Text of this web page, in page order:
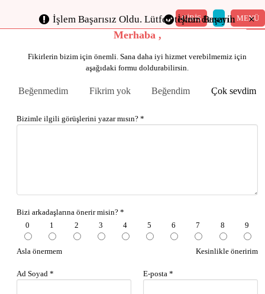
MENÜ
GİRİŞ ×
Merhaba ,
Fikirlerin bizim için önemli. Sana daha iyi hizmet verebilmemiz için
aşağıdaki formu doldurabilirsin.
Beğenmedim Fikrim yok Beğendim Çok sevdim
Bizimle ilgili görüşlerini yazar mısın? *
Bizi arkadaşlarına önerir misin? *
0
1 2 3 4 5 6 7 8 9
Asla önermem Kesinlikle öneririm
Ad Soyad * E-posta *
×
×
×
İşlem Başarılı ×
İşlem Başarısız Oldu. Lütfen tekrar deneyin ×